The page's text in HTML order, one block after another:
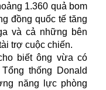
1.360 quả bom
đồng quốc tế tăng
và cả những bên
trợ cuộc chiến.
biết ông vừa có
thống Donald
năng lực phòng